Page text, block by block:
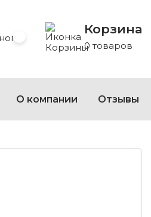
Избранное Корзина
0 товаров
О компании Отзывы